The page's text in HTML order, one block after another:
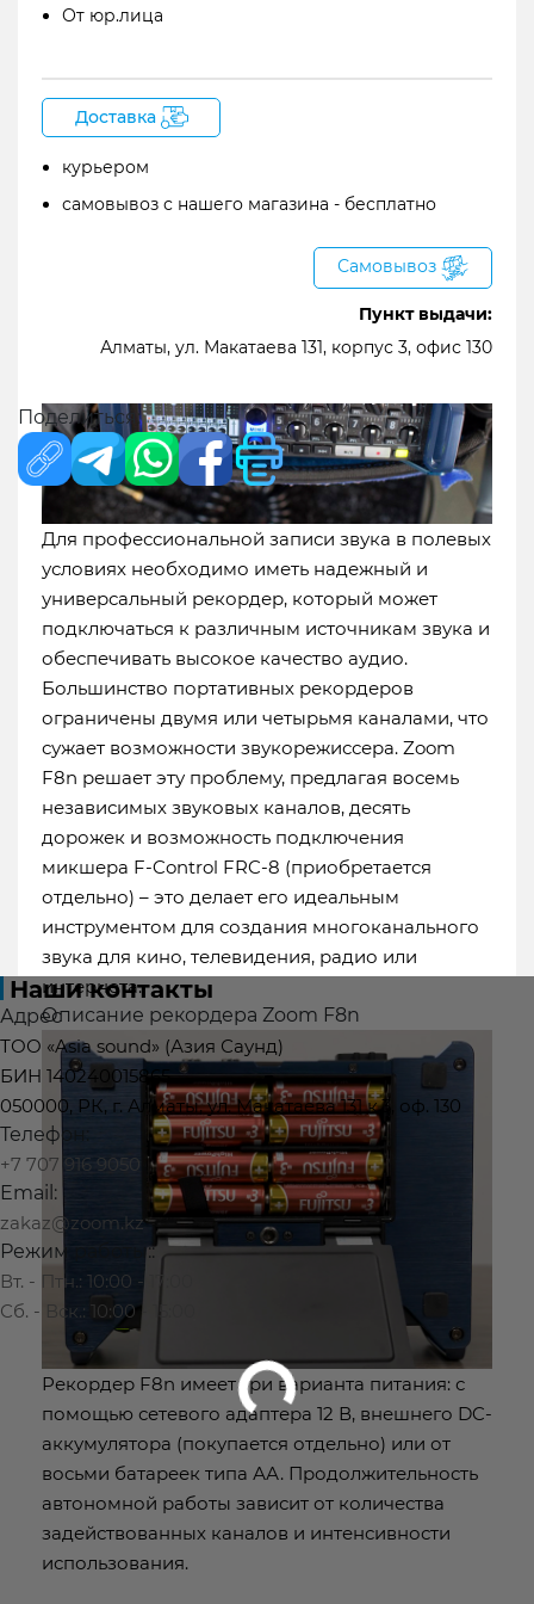
6Входы и выходы
Zoom F8n – мощный портативный рекордер
с восьмью каналами и 32-битным
кодированием
Для профессиональной записи звука в полевых
условиях необходимо иметь надежный и
универсальный рекордер, который может
подключаться к различным источникам звука и
обеспечивать высокое качество аудио.
Большинство портативных рекордеров
ограничены двумя или четырьмя каналами, что
сужает возможности звукорежиссера. Zoom
F8n решает эту проблему, предлагая восемь
независимых звуковых каналов, десять
дорожек и возможность подключения
микшера F-Control FRC-8 (приобретается
отдельно) – это делает его идеальным
инструментом для создания многоканального
звука для кино, телевидения, радио или
интернета.
Описание рекордера Zoom F8n
Рекордер F8n имеет три варианта питания: с
помощью сетевого адаптера 12 В, внешнего DC-
аккумулятора (покупается отдельно) или от
восьми батареек типа АА. Продолжительность
автономной работы зависит от количества
задействованных каналов и интенсивности
использования.
От юр.лица
Доставка
курьером
самовывоз с нашего магазина - бесплатно
Самовывоз
Пункт выдачи:
Алматы, ул. Макатаева 131, корпус 3, офис 130
Поделиться:
Доставка в города: Алматы
Экибастуз
Абай
Аксай Актау Актобе
Астана
Атырау
Жанаозен
Караганда
Петропавловск
Талдыкорган
Тараз
Темиртау
Туркестан Уральск
Усть-
Каменогорск
Шымкент
Наши контакты
Адрес
ТОО «Asia sound» (Азия Саунд)
БИН 140240015865
050000, РК, г. Алматы, ул. Макатаева 131 к.3, оф. 130
Телефон:
+7 707 916 9050
Email:
zakaz@zoom.kz
Режим работы::
Вт. - Птн.: 10:00 - 17:00
Сб. - Вск.: 10:00 - 15:00